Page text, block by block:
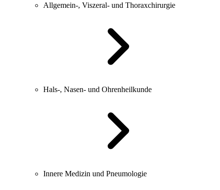
Allgemein-, Viszeral- und Thoraxchirurgie
Hals-, Nasen- und Ohrenheilkunde
Innere Medizin und Pneumologie